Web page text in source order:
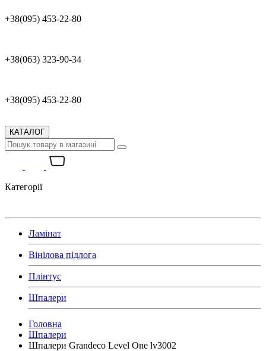
+38(095) 453-22-80
+38(063) 323-90-34
+38(095) 453-22-80
КАТАЛОГ
Категорії
Ламінат
Вінілова підлога
Плінтус
Шпалери
Головна
Шпалери
Шпалери Grandeco Level One lv3002